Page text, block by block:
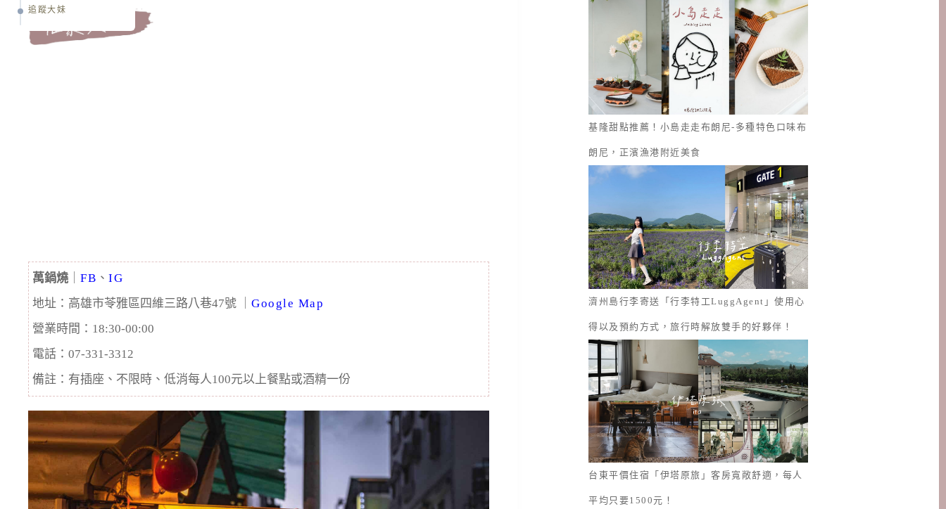
萬鍋燒 FB 、 IG
地址：高雄市苓雅區四維三路八巷47號 ｜ Google Map
營業時間：18:30-00:00
電話：07-331-3312
備註：有插座、不限時、低消每人100元以上餐點或酒精一份
基隆甜點推薦！小島走走布朗尼-多種特色口味布
朗尼，正濱漁港附近美食
濟州島行李寄送「行李特工LuggAgent」使用心
得以及預約方式，旅行時解放雙手的好夥伴！
台東平價住宿「伊塔原旅」客房寬敞舒適，每人
平均只要1500元！
追蹤大妹